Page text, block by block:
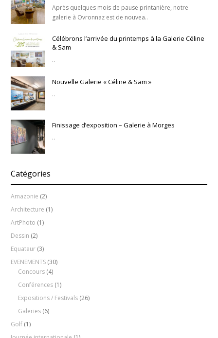
Après quelques mois de pause printanière, notre
galerie à Ovronnaz est de nouvea..
Célébrons l’arrivée du printemps à la Galerie Céline
& Sam
..
Nouvelle Galerie « Céline & Sam »
..
Finissage d’exposition – Galerie à Morges
..
Catégories
Amazonie (2)
Architecture (1)
ArtPhoto (1)
Dessin (2)
Equateur (3)
EVENEMENTS (30)
Concours (4)
Conférences (1)
Expositions / Festivals (26)
Galeries (6)
Golf (1)